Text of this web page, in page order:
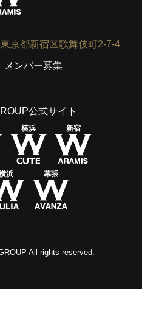
東京都新宿区歌舞伎町2-7-4
メンバー募集
公式サイト
横浜 新宿
浜 幕張
All rights reserved.